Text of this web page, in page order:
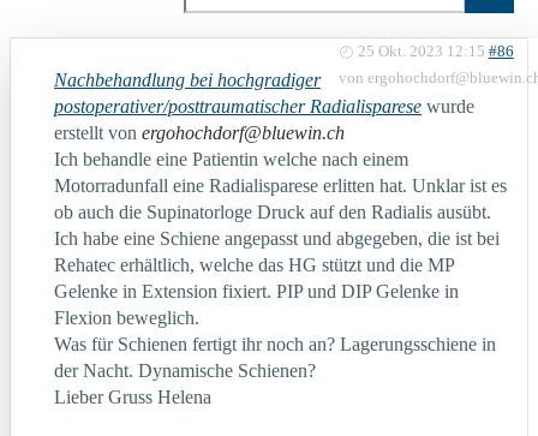
25 Okt. 2023 12:15 #86
von
Nachbehandlung bei hochgradiger
postoperativer/posttraumatischer Radialisparese wurde
erstellt von ergohochdorf@bluewin.ch
Ich behandle eine Patientin welche nach einem
Motorradunfall eine Radialisparese erlitten hat. Unklar ist es
ob auch die Supinatorloge Druck auf den Radialis ausübt.
Ich habe eine Schiene angepasst und abgegeben, die ist bei
Rehatec erhältlich, welche das HG stützt und die MP
Gelenke in Extension fixiert. PIP und DIP Gelenke in
Flexion beweglich.
Was für Schienen fertigt ihr noch an? Lagerungsschiene in
der Nacht. Dynamische Schienen?
Lieber Gruss Helena